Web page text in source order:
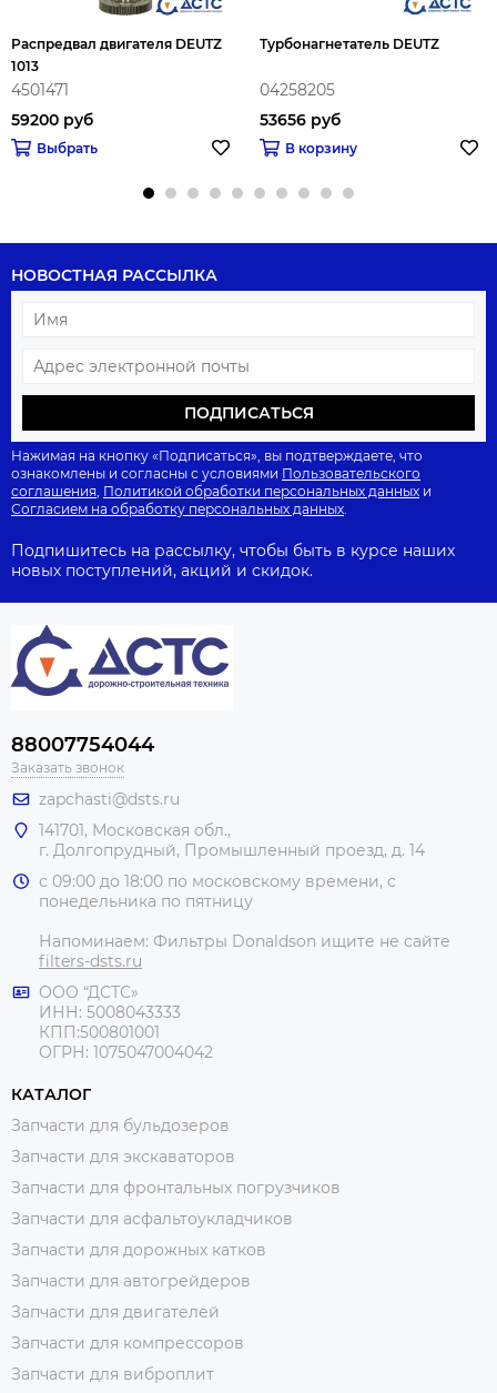
Распредвал двигателя DEUTZ
1013
4501471
59200 руб
Выбрать
Турбонагнетатель DEUTZ
04258205
53656 руб
В корзину
НОВОСТНАЯ РАССЫЛКА
ПОДПИСАТЬСЯ
Нажимая на кнопку «Подписаться», вы подтверждаете, что
ознакомлены и согласны с условиями Пользовательского
соглашения Политикой обработки персональных данных и
Согласием на обработку персональных данных
Подпишитесь на рассылку, чтобы быть в курсе наших
новых поступлений, акций и скидок.
88007754044
Заказать звонок
zapchasti@dsts.ru
141701, Московская обл.,
г. Долгопрудный, Промышленный проезд, д. 14
с 09:00 до 18:00 по московскому времени, с
понедельника по пятницу
Напоминаем: Фильтры Donaldson ищите не сайте
filters-dsts.ru
ООО “ДСТС»
ИНН: 5008043333
КПП:500801001
ОГРН: 1075047004042
КАТАЛОГ
Запчасти для бульдозеров
Запчасти для экскаваторов
Запчасти для фронтальных погрузчиков
Запчасти для асфальтоукладчиков
Запчасти для дорожных катков
Запчасти для автогрейдеров
Запчасти для двигателей
Запчасти для компрессоров
Запчасти для виброплит